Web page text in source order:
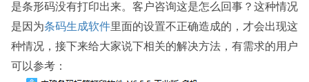
是条形码没有打印出来。客户咨询这是怎么回事？这种情况
是因为条码生成软件里面的设置不正确造成的，才会出现这
种情况，接下来给大家说下相关的解决方法，有需求的用户
可以参考：